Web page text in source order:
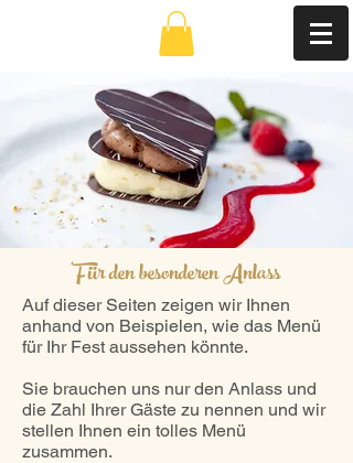
Für den besonderen Anlass
Auf dieser Seiten zeigen wir Ihnen
anhand von Beispielen, wie das Menü
für Ihr Fest aussehen könnte.
Sie brauchen uns nur den Anlass und
die Zahl Ihrer Gäste zu nennen und wir
stellen Ihnen ein tolles Menü
zusammen.